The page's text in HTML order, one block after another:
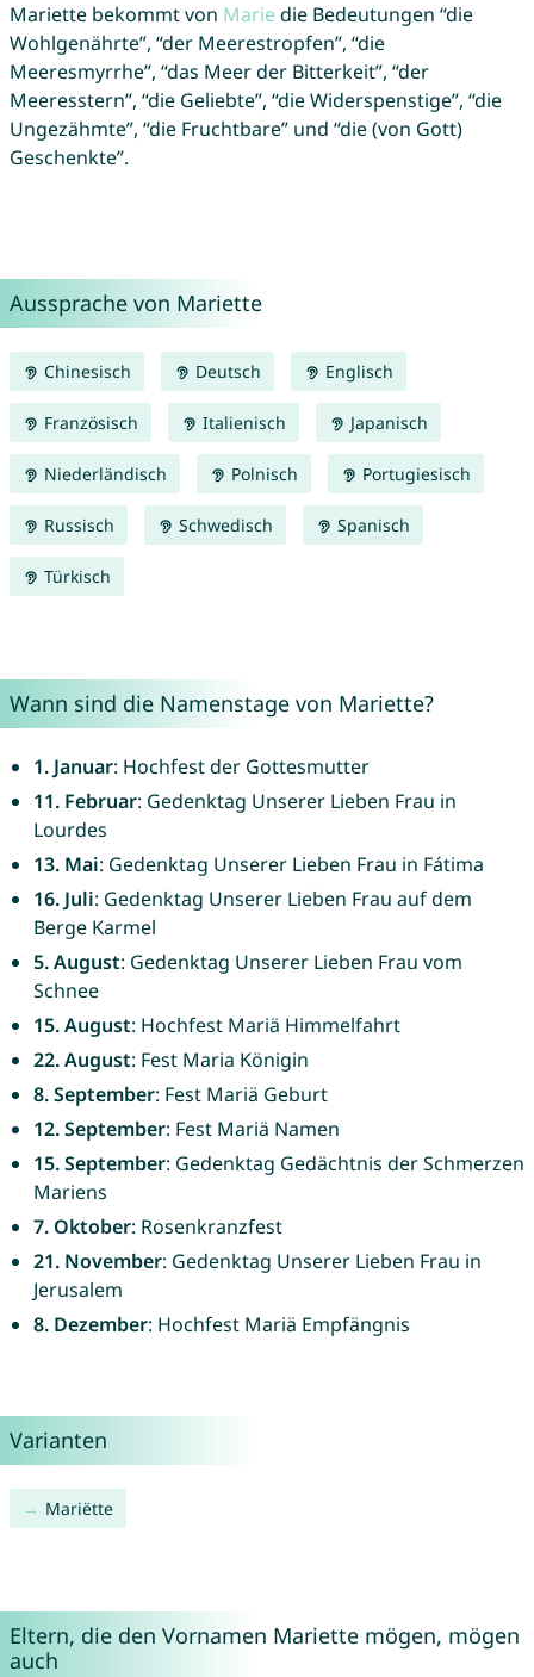
Mariette bekommt von Marie die Bedeutungen “die
Wohlgenährte”, “der Meerestropfen”, “die
Meeresmyrrhe”, “das Meer der Bitterkeit”, “der
Meeresstern”, “die Geliebte”, “die Widerspenstige”, “die
Ungezähmte”, “die Fruchtbare” und “die (von Gott)
Geschenkte”.
Aussprache von Mariette
Chinesisch Deutsch Englisch
Französisch Italienisch Japanisch
Niederländisch Polnisch Portugiesisch
Russisch Schwedisch Spanisch
Türkisch
Wann sind die Namenstage von Mariette?
1. Januar: Hochfest der Gottesmutter
11. Februar: Gedenktag Unserer Lieben Frau in
Lourdes
13. Mai: Gedenktag Unserer Lieben Frau in Fátima
16. Juli: Gedenktag Unserer Lieben Frau auf dem
Berge Karmel
5. August: Gedenktag Unserer Lieben Frau vom
Schnee
15. August: Hochfest Mariä Himmelfahrt
22. August: Fest Maria Königin
8. September: Fest Mariä Geburt
12. September: Fest Mariä Namen
15. September: Gedenktag Gedächtnis der Schmerzen
Mariens
7. Oktober: Rosenkranzfest
21. November: Gedenktag Unserer Lieben Frau in
Jerusalem
8. Dezember: Hochfest Mariä Empfängnis
Varianten
Mariëtte
Eltern, die den Vornamen Mariette mögen, mögen
auch